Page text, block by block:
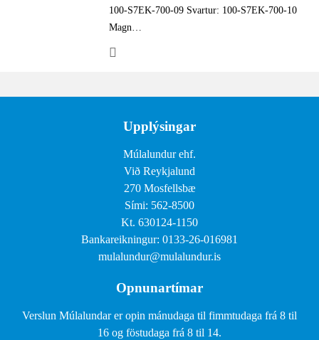
100-S7EK-700-09 Svartur: 100-S7EK-700-10
Magn…
Upplýsingar
Múlalundur ehf.
Við Reykjalund
270 Mosfellsbæ
Sími: 562-8500
Kt. 630124-1150
Bankareikningur: 0133-26-016981
mulalundur@mulalundur.is
Opnunartímar
Verslun Múlalundar er opin mánudaga til fimmtudaga frá 8 til
16 og föstudaga frá 8 til 14.